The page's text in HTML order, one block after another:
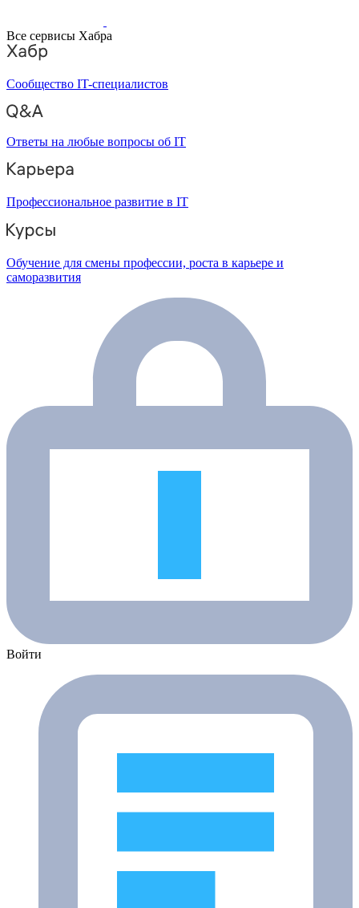
Все сервисы Хабра
Сообщество IT-специалистов
Ответы на любые вопросы об IT
Профессиональное развитие в IT
Обучение для смены профессии, роста в карьере и
саморазвития
Войти